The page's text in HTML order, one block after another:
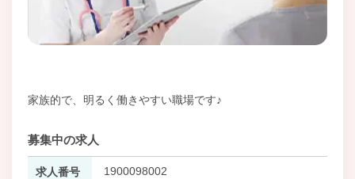
家族的で、明るく働きやすい職場です♪
募集中の求人
求人番号 1900098002